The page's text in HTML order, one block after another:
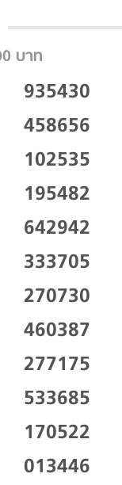
บาท
935430
458656
102535
195482
642942
333705
270730
460387
277175
533685
170522
013446